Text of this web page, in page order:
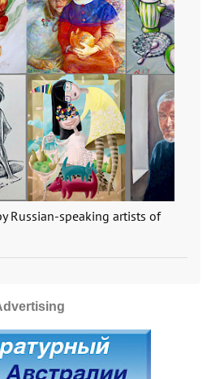
Russian-speaking artists of